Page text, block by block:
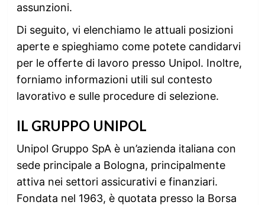
assunzioni.
Di seguito, vi elenchiamo le attuali posizioni
aperte e spieghiamo come potete candidarvi
per le offerte di lavoro presso Unipol. Inoltre,
forniamo informazioni utili sul contesto
lavorativo e sulle procedure di selezione.
IL GRUPPO UNIPOL
Unipol Gruppo SpA è un’azienda italiana con
sede principale a Bologna, principalmente
attiva nei settori assicurativi e finanziari.
Fondata nel 1963, è quotata presso la Borsa